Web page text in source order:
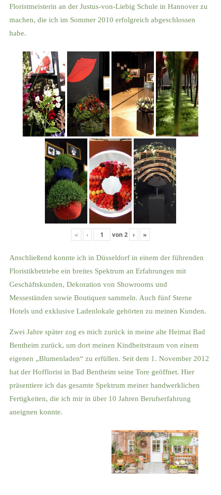
Floristmeisterin an der Justus-von-Liebig Schule in Hannover zu
machen, die ich im Sommer 2010 erfolgreich abgeschlossen
habe.
« ‹ von 2 › »
Anschließend konnte ich in Düsseldorf in einem der führenden
Floristikbetriebe ein breites Spektrum an Erfahrungen mit
Geschäftskunden, Dekoration von Showrooms und
Messeständen sowie Boutiquen sammeln. Auch fünf Sterne
Hotels und exklusive Ladenlokale gehörten zu meinen Kunden.
Zwei Jahre später zog es mich zurück in meine alte Heimat Bad
Bentheim zurück, um dort meinen Kindheitstraum von einem
eigenen „Blumenladen“ zu erfüllen. Seit dem 1. November 2012
hat der Hofflorist in Bad Bentheim seine Tore geöffnet. Hier
präsentiere ich das gesamte Spektrum meiner handwerklichen
Fertigkeiten, die ich mir in über 10 Jahren Berufserfahrung
aneignen konnte.